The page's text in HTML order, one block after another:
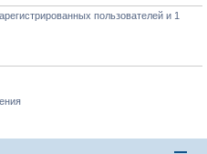
пользователей и 1